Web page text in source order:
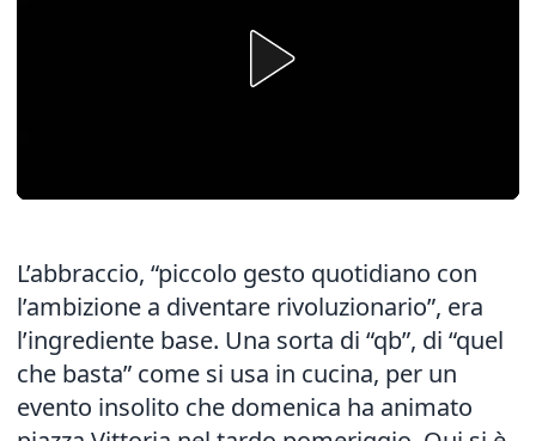
L’abbraccio, “piccolo gesto quotidiano con
l’ambizione a diventare rivoluzionario”, era
l’ingrediente base. Una sorta di “qb”, di “quel
che basta” come si usa in cucina, per un
evento insolito che domenica ha animato